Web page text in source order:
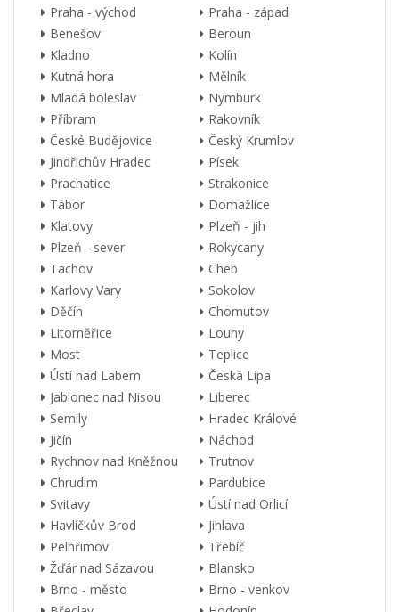
Praha - východ
Praha - západ
Benešov
Beroun
Kladno
Kolín
Kutná hora
Mělník
Mladá boleslav
Nymburk
Příbram
Rakovník
České Budějovice
Český Krumlov
Jindřichův Hradec
Písek
Prachatice
Strakonice
Tábor
Domažlice
Klatovy
Plzeň - jih
Plzeň - sever
Rokycany
Tachov
Cheb
Karlovy Vary
Sokolov
Děčín
Chomutov
Litoměřice
Louny
Most
Teplice
Ústí nad Labem
Česká Lípa
Jablonec nad Nisou
Liberec
Semily
Hradec Králové
Jičín
Náchod
Rychnov nad Kněžnou
Trutnov
Chrudim
Pardubice
Svitavy
Ústí nad Orlicí
Havlíčkův Brod
Jihlava
Pelhřimov
Třebíč
Žďár nad Sázavou
Blansko
Brno - město
Brno - venkov